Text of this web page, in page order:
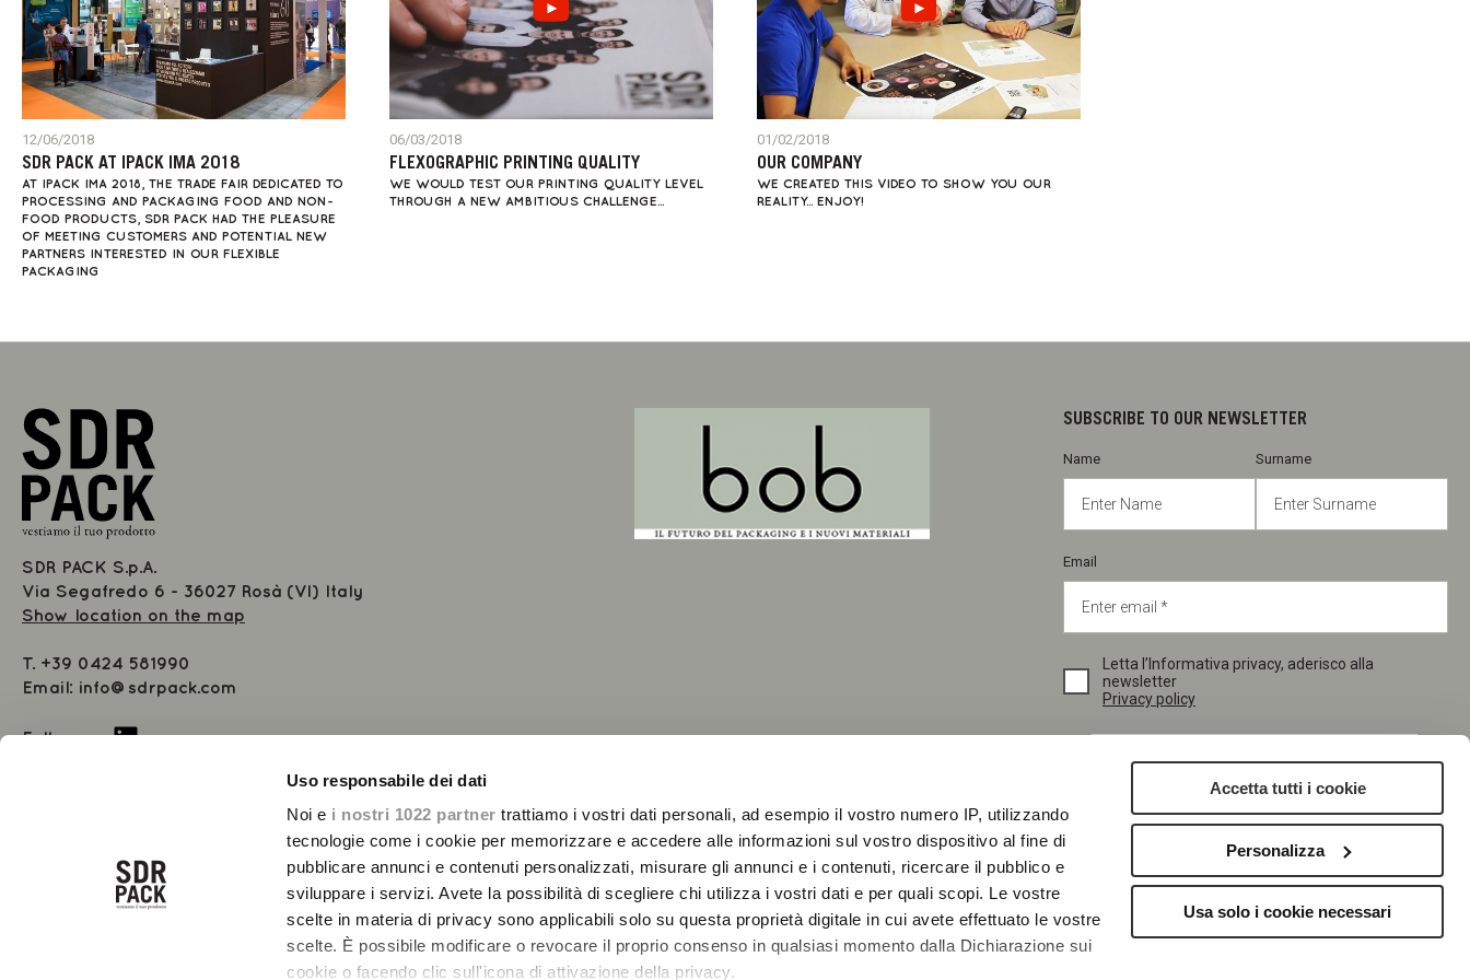
Uso responsabile dei dati
Noi e i nostri 1022 partner trattiamo i vostri dati personali, ad esempio il vostro numero IP, utilizzando
tecnologie come i cookie per memorizzare e accedere alle informazioni sul vostro dispositivo al fine di
pubblicare annunci e contenuti personalizzati, misurare gli annunci e i contenuti, ricercare il pubblico e
sviluppare i servizi. Avete la possibilità di scegliere chi utilizza i vostri dati e per quali scopi. Le vostre
scelte in materia di privacy sono applicabili solo su questa proprietà digitale in cui avete effettuato le vostre
scelte. È possibile modificare o revocare il proprio consenso in qualsiasi momento dalla Dichiarazione sui
cookie o facendo clic sull'icona di attivazione della privacy.
Accetta tutti i cookie
Personalizza
Usa solo i cookie necessari
12/06/2018
SDR PACK AT IPACK IMA 2018
AT IPACK IMA 2018, THE TRADE FAIR DEDICATED TO
PROCESSING AND PACKAGING FOOD AND NON-
FOOD PRODUCTS, SDR PACK HAD THE PLEASURE
OF MEETING CUSTOMERS AND POTENTIAL NEW
PARTNERS INTERESTED IN OUR FLEXIBLE
PACKAGING
06/03/2018
FLEXOGRAPHIC PRINTING QUALITY
WE WOULD TEST OUR PRINTING QUALITY LEVEL
THROUGH A NEW AMBITIOUS CHALLENGE...
01/02/2018
OUR COMPANY
WE CREATED THIS VIDEO TO SHOW YOU OUR
REALITY... ENJOY!
SUBSCRIBE TO OUR NEWSLETTER
Name Surname
Email
Letta l’Informativa privacy, aderisco alla
newsletter
Privacy policy
SUBSCRIBE
SDR PACK S.p.A.
Via Segafredo 6 - 36027 Rosà (VI) Italy
Show location on the map
T. +39 0424 581990
Email: info@sdrpack.com
Follow us
Registered at the Chamber of Commerce of Vicenza 014479902082